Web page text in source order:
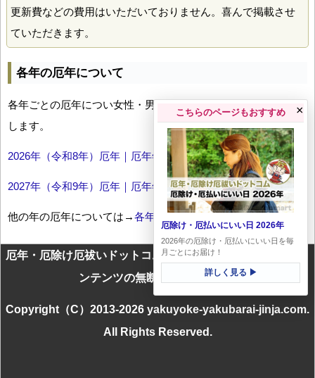
更新費などの費用はいただいておりません。喜んで掲載させ
ていただきます。
各年の厄年について
各年ごとの厄年につい女性・男性の年齢早見表とともにお伝え
します。
2026年（令和8年）厄年｜厄年年齢早見表
2027年（令和9年）厄年｜厄年年齢早見表
他の年の厄年については→各年厄年一覧
厄年・厄除け厄祓いドットコムに掲載のテキスト・画像等コ
ンテンツの無断転載を禁じます
Copyright（C）2013-2026 yakuyoke-yakubarai-jinja.com.
All Rights Reserved.
こちらのページもおすすめ
厄除け・厄払いにいい日 2026年
2026年の厄除け・厄払いにいい日を毎
月ごとにお届け！
詳しく見る ▶
×